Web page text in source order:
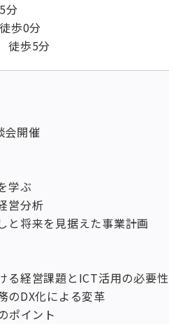
分
歩0分
徒歩5分
会開催
学ぶ
営分析
将来を見据えた事業計画
経営課題とICT活用の必要性
DX化による変革
ポイント